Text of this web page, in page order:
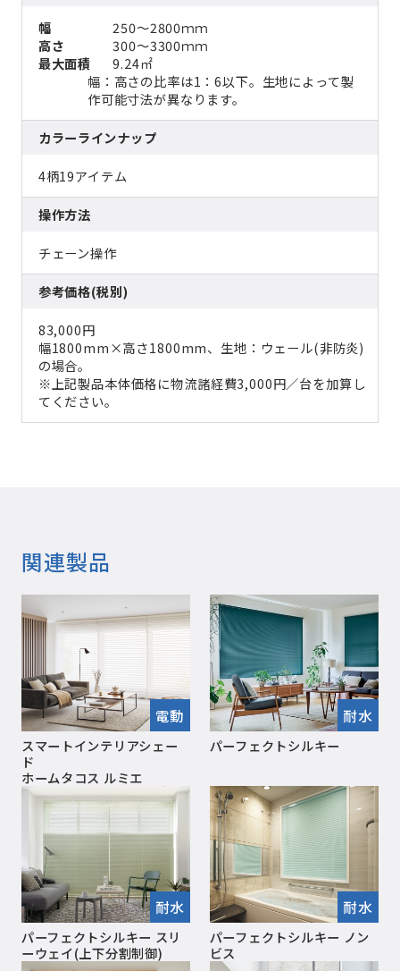
幅
250～2800ｍｍ
高さ
300～3300ｍｍ
最大面積
9.24㎡
幅：高さの比率は1：6以下。生地によって製
作可能寸法が異なります。
カラーラインナップ
4柄19アイテム
操作方法
チェーン操作
参考価格(税別)
83,000円
幅1800mm×高さ1800mm、生地：ウェール(非防炎)
の場合。
※上記製品本体価格に物流諸経費3,000円／台を加算し
てください。
関連製品
電動
スマートインテリアシェー
ド
ホームタコス ルミエ
耐水
パーフェクトシルキー
耐水
パーフェクトシルキー スリ
ーウェイ(上下分割制御)
耐水
パーフェクトシルキー ノン
ビス